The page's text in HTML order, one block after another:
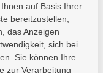
- Epson Europe
5,
Amsterdam,
auf Basis Ihrer
bereitzustellen,
das Anzeigen
sich bei
Sie können Ihre
zur Verarbeitung